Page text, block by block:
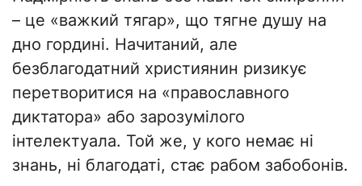
– це «важкий тягар», що тягне душу на
дно гордині. Начитаний, але
безблагодатний християнин ризикує
перетворитися на «православного
диктатора» або зарозумілого
інтелектуала. Той же, у кого немає ні
знань, ні благодаті, стає рабом забобонів.